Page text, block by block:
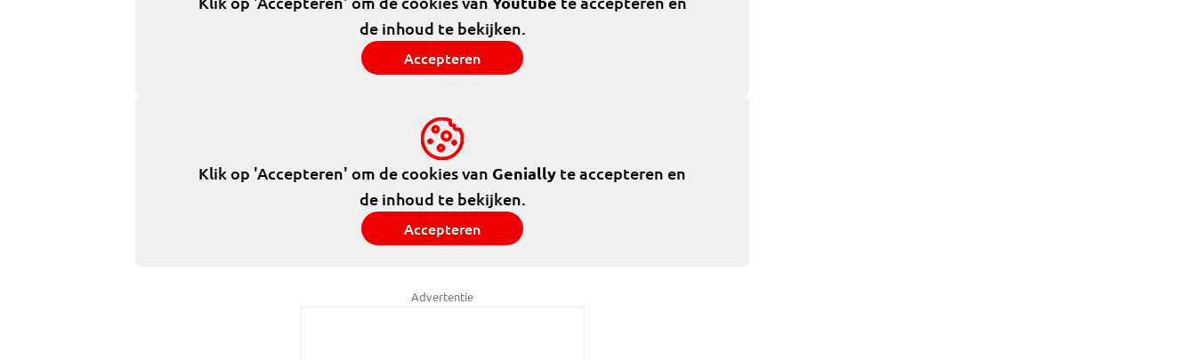
de inhoud te bekijken.
Accepteren
Klik op 'Accepteren' om de cookies van Genially te accepteren en
de inhoud te bekijken.
Accepteren
Advertentie